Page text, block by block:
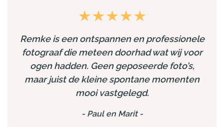
Remke is een ontspannen en professionele
fotograaf die meteen doorhad wat wij voor
ogen hadden. Geen geposeerde foto’s,
maar juist de kleine spontane momenten
mooi vastgelegd.
- Paul en Marit-